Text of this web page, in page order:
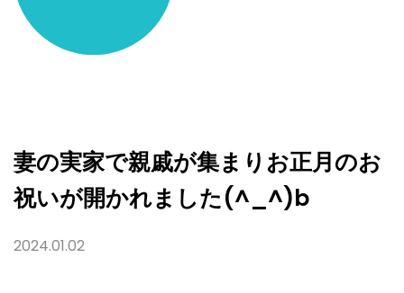
れ
妻の実家で親戚が集まりお正月のお
祝いが開かれました(^_^)b
2024.01.02